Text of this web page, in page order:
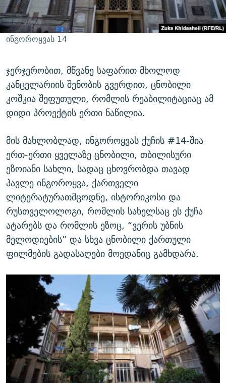
ინგოროყვას 14
ჯერჯერობით, მწვანე საფარით მხოლოდ
კანცელარიის შენობის გვერდით, ცნობილი
კოშკია შეფუთული, რომლის რეაბილიტაციაც ამ
დიდი პროექტის ერთი ნაწილია.
მის მახლობლად, ინგოროყვას ქუჩის #14-შია
ერთ-ერთი ყველაზე ცნობილი, თბილისური
ეზოიანი სახლი, სადაც ცხოვრობდა თავად
პავლე ინგოროყვა, ქართველი
ლიტერატურათმცოდნე, ისტორიკოსი და
რუსთველოლოგი, რომლის სახელსაც ეს ქუჩა
ატარებს და რომლის ეზოც, “ვერის უბნის
მელოდიების” და სხვა ცნობილი ქართული
ფილმების გადასაღები მოედანიც გამხდარა.